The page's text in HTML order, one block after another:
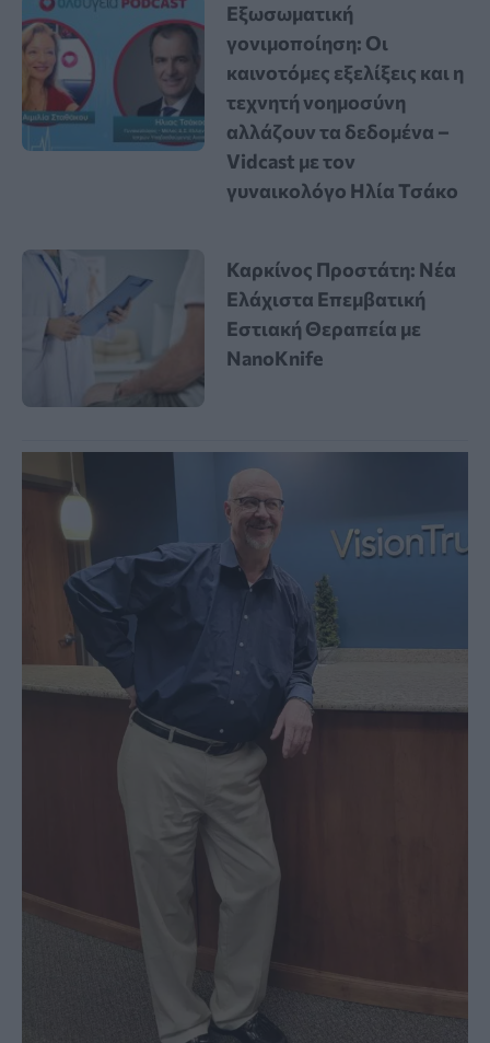
Εξωσωματική
γονιμοποίηση: Οι
καινοτόμες εξελίξεις και η
τεχνητή νοημοσύνη
αλλάζουν τα δεδομένα –
Vidcast με τον
γυναικολόγο Ηλία Τσάκο
Καρκίνος Προστάτη: Νέα
Ελάχιστα Επεμβατική
Εστιακή Θεραπεία με
NanoKnife